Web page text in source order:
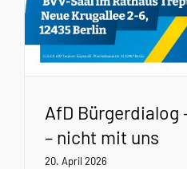
AfD Bürgerdialog
– nicht mit uns
20. April 2026